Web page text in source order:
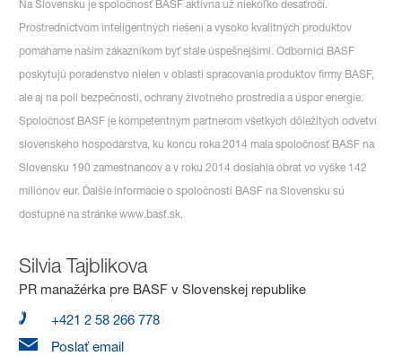
Na Slovensku je spoločnosť BASF aktívna už niekoľko desaťročí.
Prostredníctvom inteligentných riešení a vysoko kvalitných produktov
pomáhame našim zákazníkom byť stále úspešnejšími. Odborníci BASF
poskytujú poradenstvo nielen v oblasti spracovania produktov firmy BASF,
ale aj na poli bezpečnosti, ochrany životného prostredia a úspor energie.
Spoločnosť BASF je kompetentným partnerom všetkých dôležitých odvetví
slovenského hospodárstva, ku koncu roka 2014 mala spoločnosť BASF na
Slovensku 190 zamestnancov a v roku 2014 dosiahla obrat vo výške 142
miliónov eur. Ďalšie informácie o spoločnosti BASF na Slovensku sú
dostupné na stránke www.basf.sk.
Silvia Tajblikova
PR manažérka pre BASF v Slovenskej republike
+421 2 58 266 778
Poslať email